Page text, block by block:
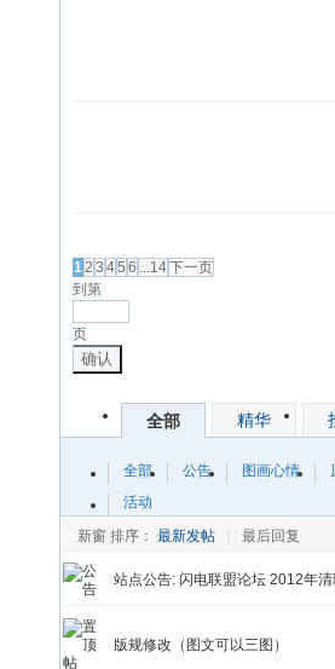
12 3 45 6 ...14下一页
到第
页
确认
全部 精华
全部 公告 图画心情
活动
新窗 排序： 最新发帖 最后回复
站点公告: 闪电联盟论坛 2012年
版规修改（图文可以三图）